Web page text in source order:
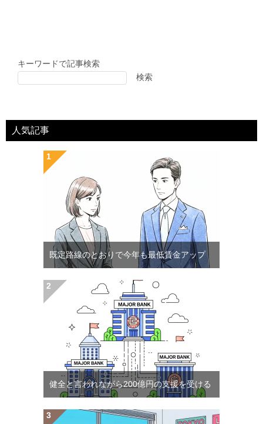
キーワードで記事検索
検索
人気記事
既定路線のとおりで今年も最低賃金アップ
健全と言われながら200億円の支援を受ける